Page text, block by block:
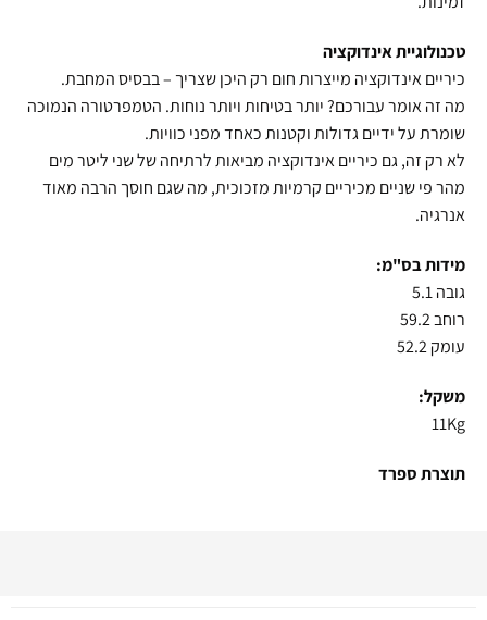
טכנולוגיית אינדוקציה
כיריים אינדוקציה מייצרות חום רק היכן שצריך – בבסיס המחבת.
מה זה אומר עבורכם? יותר בטיחות ויותר נוחות. הטמפרטורה הנמוכה
שומרת על ידיים גדולות וקטנות כאחד מפני כוויות.
לא רק זה, גם כיריים אינדוקציה מביאות לרתיחה של שני ליטר מים
מהר פי שניים מכיריים קרמיות מזכוכית, מה שגם חוסך הרבה מאוד
אנרגיה.
מידות בס"מ:
גובה 5.1
רוחב 59.2
עומק 52.2
משקל:
11Kg
תוצרת ספרד